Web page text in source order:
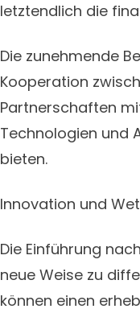
letztendlich die
Die zunehmende
Kooperation
Partnerschaften
Technologien und
bieten.
Innovation und
Die Einführung
neue Weise zu
können einen